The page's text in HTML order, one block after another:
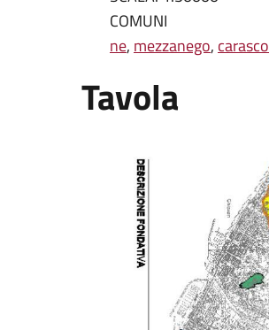
COMUNI
ne, mezzanego, carasco
Tavola